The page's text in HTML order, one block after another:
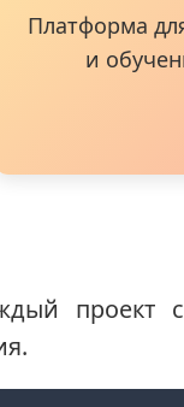
Платформа
и
проект